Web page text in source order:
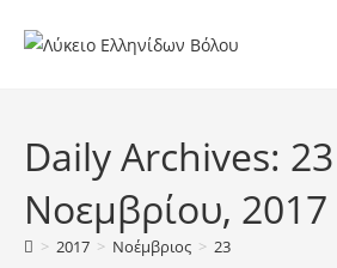
Daily Archives: 23
Νοεμβρίου, 2017
> 2017 > Νοέμβριος > 23